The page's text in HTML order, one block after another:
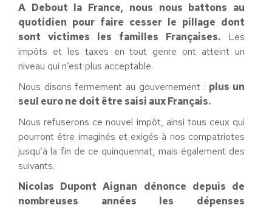
A Debout la France, nous nous battons au
quotidien pour faire cesser le pillage dont
sont victimes les familles Françaises. Les
impôts et les taxes en tout genre ont atteint un
niveau qui n’est plus acceptable.
Nous disons fermement au gouvernement : plus un
seul euro ne doit être saisi aux Français.
Nous refuserons ce nouvel impôt, ainsi tous ceux qui
pourront être imaginés et exigés à nos compatriotes
jusqu’à la fin de ce quinquennat, mais également des
suivants.
Nicolas Dupont Aignan dénonce depuis de
nombreuses années les dépenses